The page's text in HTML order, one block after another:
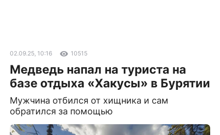
02.09.25, 10:16 10515
Медведь напал на туриста на
базе отдыха «Хакусы» в Бурятии
Мужчина отбился от хищника и сам
обратился за помощью